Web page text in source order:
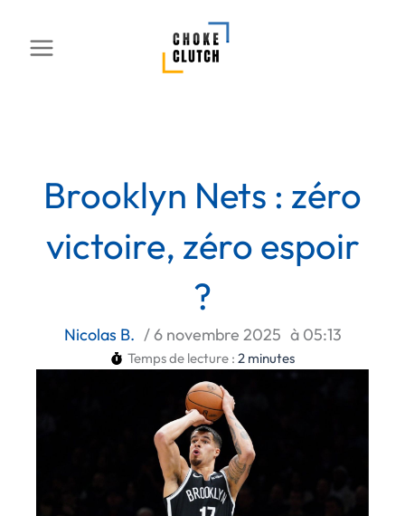
contenu
Brooklyn Nets : zéro
victoire, zéro espoir
?
Nicolas B. /6 novembre 2025 à 05:13
Temps de lecture : 2 minutes